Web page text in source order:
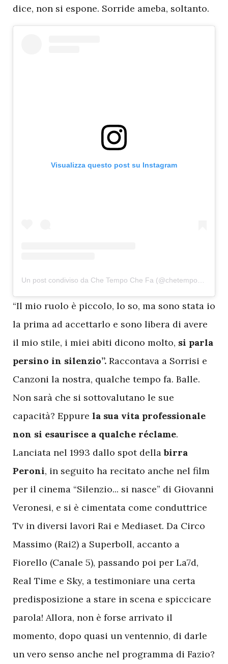
dice, non si espone. Sorride ameba, soltanto.
Visualizza questo post su Instagram
“Il mio ruolo è piccolo, lo so, ma sono stata io
la prima ad accettarlo e sono libera di avere
il mio stile, i miei abiti dicono molto, si parla
persino in silenzio”. Raccontava a Sorrisi e
Canzoni la nostra, qualche tempo fa. Balle.
Non sarà che si sottovalutano le sue
capacità? Eppure la sua vita professionale
non si esaurisce a qualche réclame.
Lanciata nel 1993 dallo spot dellabirra
Peroni, in seguito ha recitato anche nel film
per il cinema “Silenzio... si nasce” di Giovanni
Veronesi, e si è cimentata come conduttrice
Tv in diversi lavori Rai e Mediaset. Da Circo
Massimo (Rai2) a Superboll, accanto a
Fiorello (Canale 5), passando poi per La7d,
Real Time e Sky, a testimoniare una certa
predisposizione a stare in scena e spiccicare
parola! Allora, non è forse arrivato il
momento, dopo quasi un ventennio, di darle
un vero senso anche nel programma di Fazio?